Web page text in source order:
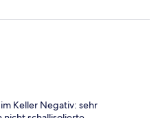
there's a charm in that.
my stay and it was great
Keller Negativ: sehr